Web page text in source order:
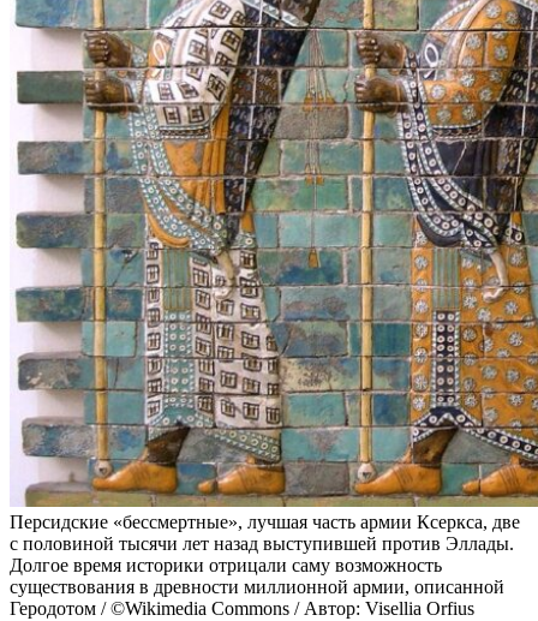
Персидские «бессмертные», лучшая часть армии Ксеркса, две
с половиной тысячи лет назад выступившей против Эллады.
Долгое время историки отрицали саму возможность
существования в древности миллионной армии, описанной
Геродотом / ©Wikimedia Commons / Автор: Visellia Orfius